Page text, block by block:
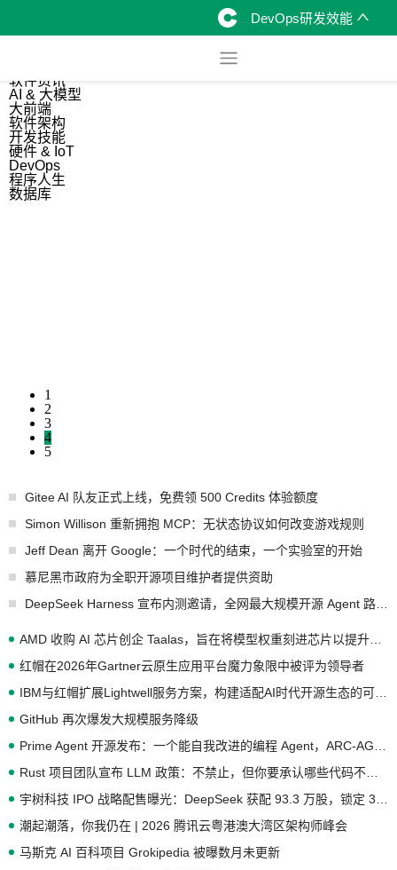
DevOps研发效能
软件资讯
AI & 大模型
大前端
软件架构
开发技能
硬件 & IoT
DevOps
程序人生
数据库
1
2
3
4
5
Gitee AI 队友正式上线，免费领 500 Credits 体验额度
Simon Willison 重新拥抱 MCP：无状态协议如何改变游戏规则
Jeff Dean 离开 Google：一个时代的结束，一个实验室的开始
慕尼黑市政府为全职开源项目维护者提供资助
红帽在2026年Gartner云原生应用平台魔力象限中被评为领导者
GitHub 再次爆发大规模服务降级
潮起潮落，你我仍在 | 2026 腾讯云粤港澳大湾区架构师峰会
马斯克 AI 百科项目 Grokipedia 被曝数月未更新